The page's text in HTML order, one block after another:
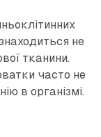
не
тканини.
часто не
в організмі.